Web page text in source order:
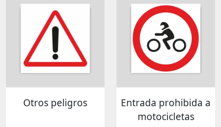
Otros peligros
Entrada prohibida a
motocicletas